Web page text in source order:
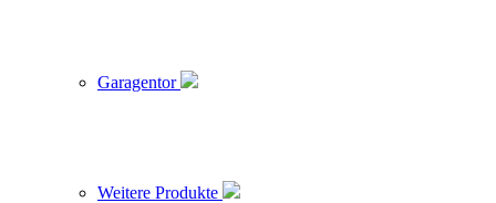
Garagentor
Weitere Produkte